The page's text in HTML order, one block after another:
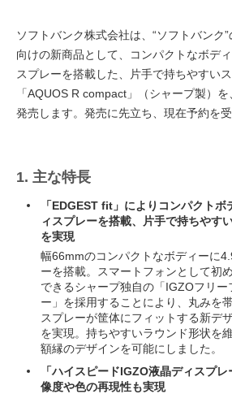
ソフトバンク株式会社は、“ソフトバンク
向けの新商品として、コンパクトなボデ
スプレーを搭載した、片手で持ちやすい
「AQUOS R compact」（シャープ製）
発売します。発売に先立ち、現在予約を受
1. 主な特長
「EDGEST fit」によりコンパクト
ィスプレーを搭載、片手で持ちやす
を実現
幅66mmのコンパクトなボディーに
ーを搭載。スマートフォンとして初
できるシャープ独自の「IGZOフリー
ー」を採用することにより、丸みを
スプレーが筐体にフィットする新デ
を実現。持ちやすいラウンド形状を
額縁のデザインを可能にしました。
「ハイスピードIGZO液晶ディスプレ
像度や色の再現性も実現